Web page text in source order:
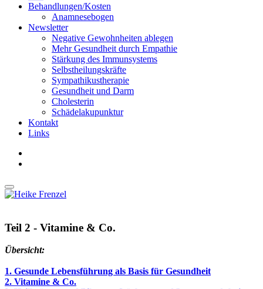
Behandlungen/Kosten
Anamnesebogen
Newsletter
Negative Gewohnheiten ablegen
Mehr Gesundheit durch Empathie
Stärkung des Immunsystems
Selbstheilungskräfte
Sympathikustherapie
Gesundheit und Darm
Cholesterin
Schädelakupunktur
Kontakt
Links
Teil 2 - Vitamine & Co.
Übersicht:
1. Gesunde Lebensführung als Basis für Gesundheit
2. Vitamine & Co.